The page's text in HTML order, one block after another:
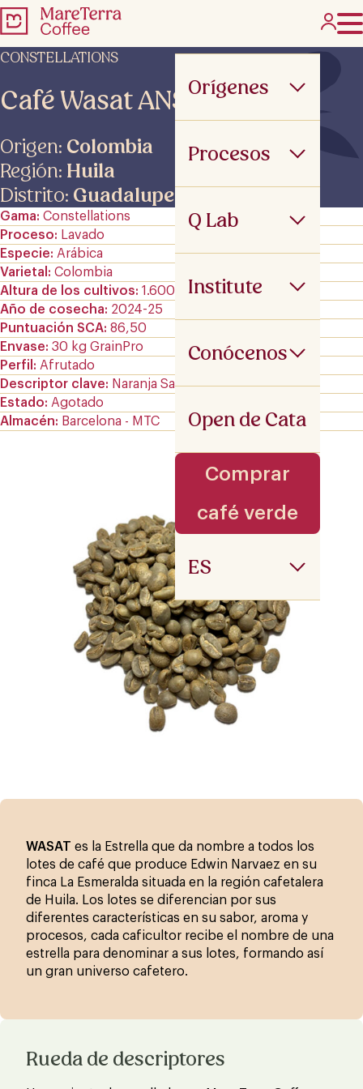
Orígenes
Procesos
Q Lab
Institute
Conócenos
Open de Cata
Comprar
café verde
ES
CONSTELLATIONS
Café Wasat ANS
Origen: Colombia
Región: Huila
Distrito: Guadalupe
Gama Constellations
Proceso
Lavado
Especie
Arábica
Varietal
Colombia
Altura de los cultivos 1.600 m.s.n.m
Año de cosecha
2024-25
Puntuación SCA 86,50
Envase 30 kg GrainPro
Perfil
Afrutado
Descriptor clave
Naranja Sanguina
Estado
Agotado
Almacén
Barcelona - MTC
WASAT es la Estrella que da nombre a todos los
lotes de café que produce Edwin Narvaez en su
finca La Esmeralda situada en la región cafetalera
de Huila. Los lotes se diferencian por sus
diferentes características en su sabor, aroma y
procesos, cada caficultor recibe el nombre de una
estrella para denominar a sus lotes, formando así
un gran universo cafetero.
Rueda de descriptores